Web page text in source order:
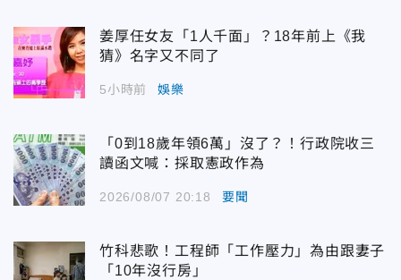
姜厚任女友「1人千面」？18年前上《我
猜》名字又不同了
5小時前 娛樂
「0到18歲年領6萬」沒了？！行政院收三
讀函文喊：採取憲政作為
2026/08/07 20:18 要聞
竹科悲歌！工程師「工作壓力」為由跟妻子
「10年沒行房」